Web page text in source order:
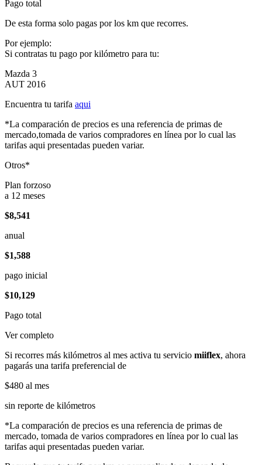
Pago total
De esta forma solo pagas por los km que recorres.
Por ejemplo:
Si contratas tu pago por kilómetro para tu:
Mazda 3
AUT 2016
Encuentra tu tarifa aqui
*La comparación de precios es una referencia de primas de
mercado,tomada de varios compradores en línea por lo cual las
tarifas aqui presentadas pueden variar.
Otros*
Plan forzoso
a 12 meses
$8,541
anual
$1,588
pago inicial
$10,129
Pago total
Ver completo
Si recorres más kilómetros al mes activa tu servicio miiflex, ahora
pagarás una tarifa preferencial de
$480 al mes
sin reporte de kilómetros
*La comparación de precios es una referencia de primas de
mercado, tomada de varios compradores en línea por lo cual las
tarifas aqui presentadas pueden variar.